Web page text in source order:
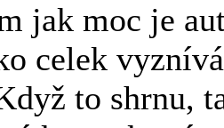
jak moc je
celek
to shrnu,